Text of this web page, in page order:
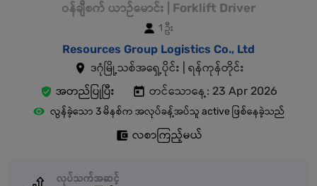
၀န်ချီစက် ယာဉ်မောင်း | Forklift Driver
1 ဦး
Resources Group Logistics Co., Ltd
ဒဂုံမြို့သစ်အရှေ့ပိုင်း | ရန်ကုန်တိုင်း
အတည်ပြုပြီး
တင်သောနေ့: 23 Apr 2026
လွန်ခဲ့သော 3 မိနစ်က အလုပ်ခန့်အပ်သူ active ဖြစ်နေခဲ့သည်
လစာကြည့်မယ်
လုပ်သက်အဆင့်